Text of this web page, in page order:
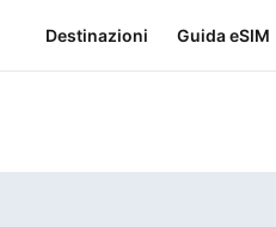
Destinazioni Guida eSIM